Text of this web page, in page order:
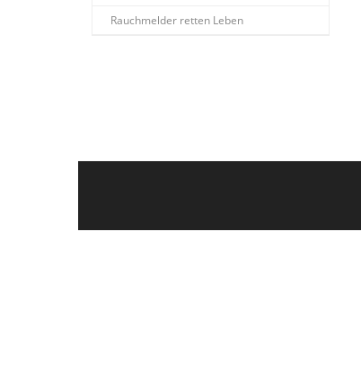
Rauchmelder retten Leben